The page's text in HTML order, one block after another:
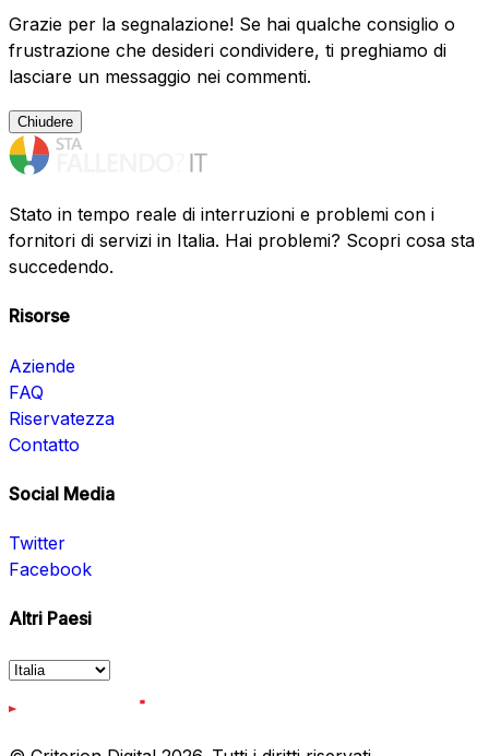
Grazie per la segnalazione! Se hai qualche consiglio o
frustrazione che desideri condividere, ti preghiamo di
lasciare un messaggio nei commenti.
Chiudere
Stato in tempo reale di interruzioni e problemi con i
fornitori di servizi in Italia. Hai problemi? Scopri cosa sta
succedendo.
Risorse
Aziende
FAQ
Riservatezza
Contatto
Social Media
Twitter
Facebook
Altri Paesi